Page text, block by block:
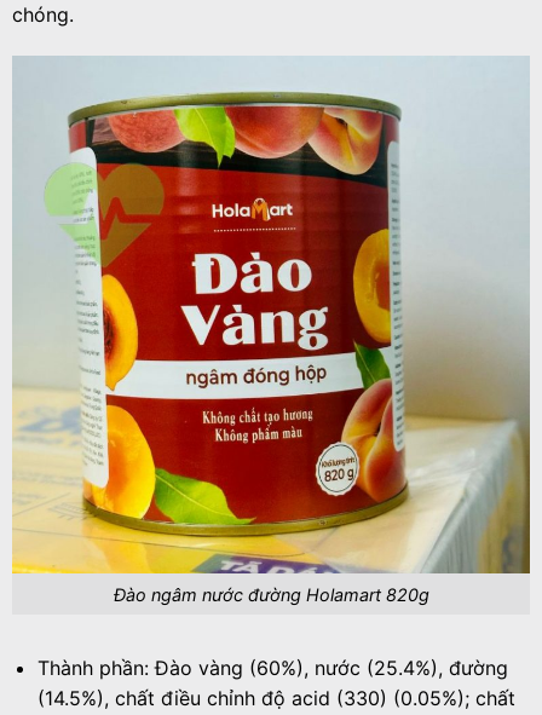
chóng.
Đào ngâm nước đường Holamart 820g
Thành phần: Đào vàng (60%), nước (25.4%), đường
(14.5%), chất điều chỉnh độ acid (330) (0.05%); chất